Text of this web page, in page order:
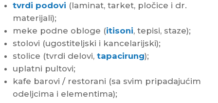
tvrdi podovi (laminat, tarket, pločice i dr.
materijali);
meke podne obloge (itisoni, tepisi, staze);
stolovi (ugostiteljski i kancelarijski);
stolice (tvrdi delovi, tapacirung);
uplatni pultovi;
kafe barovi / restorani (sa svim pripadajućim
odeljcima i elementima);